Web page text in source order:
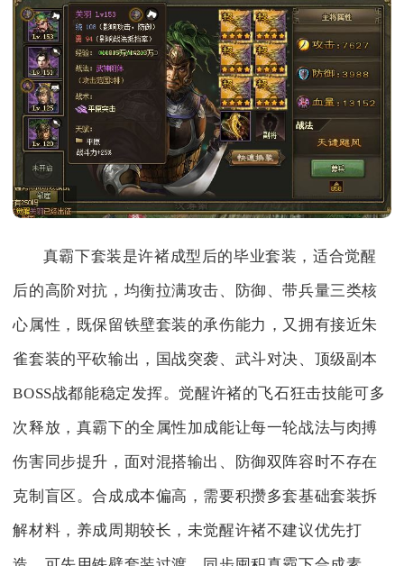
真霸下套装是许褚成型后的毕业套装，适合觉醒
后的高阶对抗，均衡拉满攻击、防御、带兵量三类核
心属性，既保留铁壁套装的承伤能力，又拥有接近朱
雀套装的平砍输出，国战突袭、武斗对决、顶级副本
BOSS战都能稳定发挥。觉醒许褚的飞石狂击技能可多
次释放，真霸下的全属性加成能让每一轮战法与肉搏
伤害同步提升，面对混搭输出、防御双阵容时不存在
克制盲区。合成成本偏高，需要积攒多套基础套装拆
解材料，养成周期较长，未觉醒许褚不建议优先打